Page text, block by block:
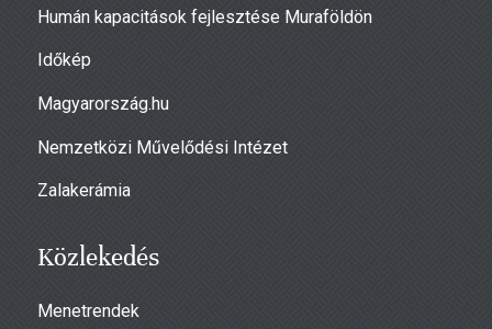
Humán kapacitások fejlesztése Muraföldön
Időkép
Magyarország.hu
Nemzetközi Művelődési Intézet
Zalakerámia
Közlekedés
Menetrendek